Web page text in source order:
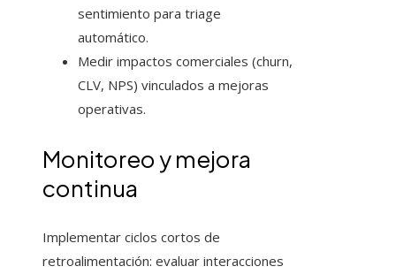
sentimiento para triage
automático.
Medir impactos comerciales (churn,
CLV, NPS) vinculados a mejoras
operativas.
Monitoreo y mejora
continua
Implementar ciclos cortos de
retroalimentación: evaluar interacciones